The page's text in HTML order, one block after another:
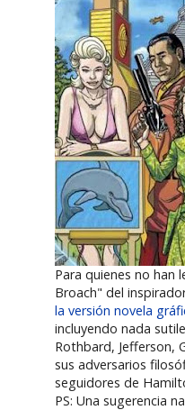
Para quienes no han
Broach" del
la versión novela
incluyendo nada
Rothbard, Jefferson,
sus adversarios
seguidores de
PS: Una sugerencia